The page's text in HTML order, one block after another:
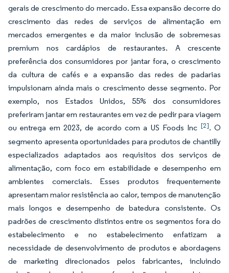
gerais de crescimento do mercado. Essa expansão decorre do
crescimento das redes de serviços de alimentação em
mercados emergentes e da maior inclusão de sobremesas
premium nos cardápios de restaurantes. A crescente
preferência dos consumidores por jantar fora, o crescimento
da cultura de cafés e a expansão das redes de padarias
impulsionam ainda mais o crescimento desse segmento. Por
exemplo, nos Estados Unidos, 55% dos consumidores
preferiram jantar em restaurantes em vez de pedir para viagem
ou entrega em 2023, de acordo com a US Foods Inc [2]. O
segmento apresenta oportunidades para produtos de chantilly
especializados adaptados aos requisitos dos serviços de
alimentação, com foco em estabilidade e desempenho em
ambientes comerciais. Esses produtos frequentemente
apresentam maior resistência ao calor, tempos de manutenção
mais longos e desempenho de batedura consistente. Os
padrões de crescimento distintos entre os segmentos fora do
estabelecimento e no estabelecimento enfatizam a
necessidade de desenvolvimento de produtos e abordagens
de marketing direcionados pelos fabricantes, incluindo